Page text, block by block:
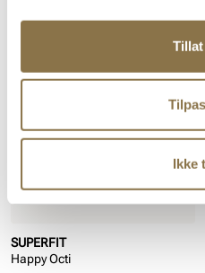
Ikke
SUPERFIT
Happy Octi